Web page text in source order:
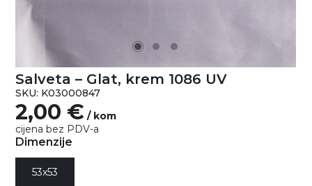
Salveta – Glat, krem 1086 UV
SKU: K03000847
2,00 € / kom
cijena bez PDV-a
Dimenzije
53x53